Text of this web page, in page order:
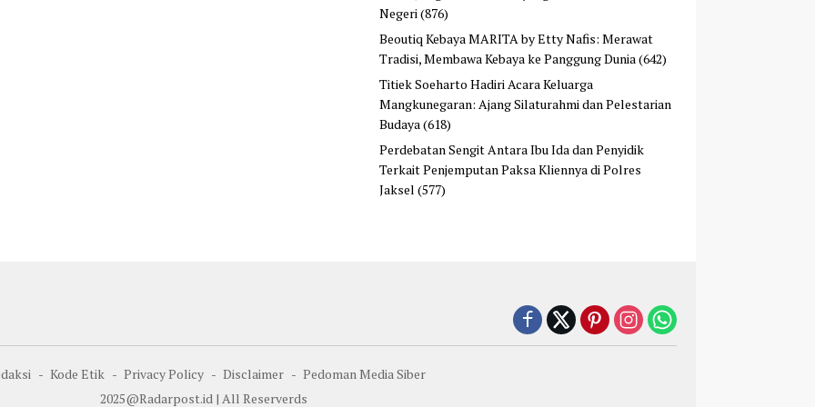
Negeri(876)
Beoutiq Kebaya MARITA by Etty Nafis: Merawat
Tradisi, Membawa Kebaya ke Panggung Dunia(642)
Titiek Soeharto Hadiri Acara Keluarga
Mangkunegaran: Ajang Silaturahmi dan Pelestarian
Budaya(618)
Perdebatan Sengit Antara Ibu Ida dan Penyidik
Terkait Penjemputan Paksa Kliennya di Polres
Jaksel (577)
Kode Etik Privacy Policy Disclaimer
Pedoman Media Siber
2025@Radarpost.id | All Reserverds